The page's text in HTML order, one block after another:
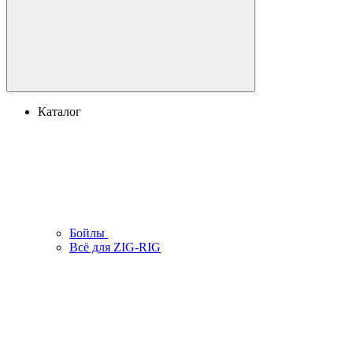
Каталог
Бойлы
Всё для ZIG-RIG